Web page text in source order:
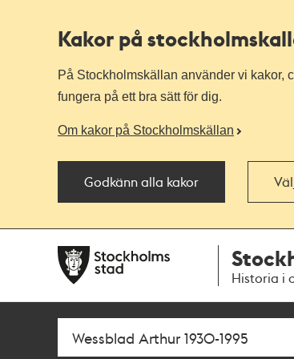
Kakor på
På Stockholmskällan använder vi kakor,
fungera på ett bra sätt för dig.
Om kakor på Stockholmskällan
Godkänn alla kakor
navigationen
huvudinnehållet
Historia i
Sök